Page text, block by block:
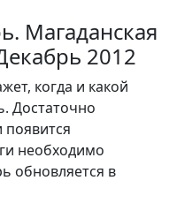
Магаданская
2012
когда и какой
Достаточно
необходимо
обновляется в